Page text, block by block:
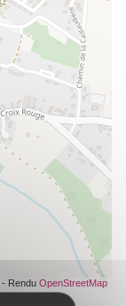
- Rendu OpenStreetMap